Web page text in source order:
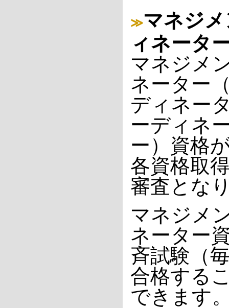
≫マネジ
ィネータ
マネジメ
ネーター
ディネー
ーディネ
ー）資格
各資格取
審査とな
マネジメ
ネーター
斉試験（
合格する
できます